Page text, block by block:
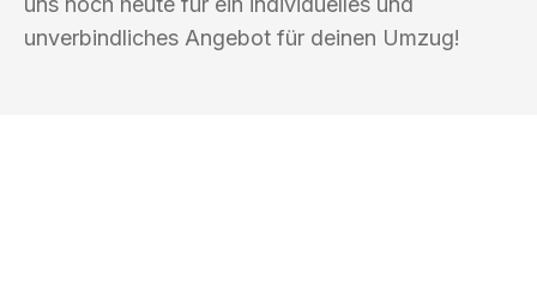
unverbindliches Angebot für deinen Umzug!